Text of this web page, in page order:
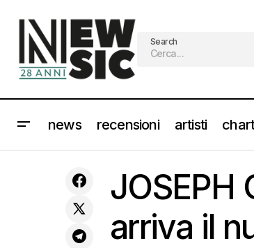
Search
news recensioni artisti
oltre 40 artisti per 5 ore di grande
musica live
JOSEPH
arriva il